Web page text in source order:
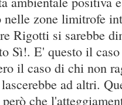
zone limitrofe
Rigotti si sarebbe
Sì!. E' questo il
il caso di chi non
ad altri.
che